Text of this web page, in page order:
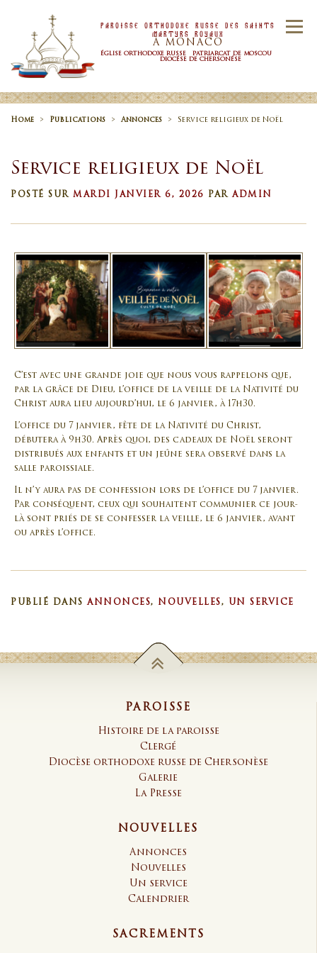
Menu
Paroisse Orthodoxe Russe Des Saints
Martyrs Royaux
À MONACO
ÉGLISE ORTHODOXE RUSSE PATRIARCAT DE MOSCOU
DIOCÉSE DE CHERSONÉSE
ACCUEIL PAROISSE NOUVELLES
HORAIRE SACREMENTS
CONTACTS
Home > Publications > Annonces > Service religieux de Noël
Service religieux de Noël
POSTÉ SUR MARDI JANVIER 6, 2026 PARADMIN
C’est avec une grande joie que nous vous rappelons que,
par la grâce de Dieu, l’office de la veille de la Nativité du
Christ aura lieu aujourd’hui, le 6 janvier, à 17h30.
L’office du 7 janvier, fête de la Nativité du Christ,
débutera à 9h30. Après quoi, des cadeaux de Noël seront
distribués aux enfants et un jeûne sera observé dans la
salle paroissiale.
Il n’y aura pas de confession lors de l’office du 7 janvier.
Par conséquent, ceux qui souhaitent communier ce jour-
là sont priés de se confesser la veille, le 6 janvier, avant
ou après l’office.
PUBLIÉ DANSANNONCES, NOUVELLES, UN SERVICE
PAROISSE
Histoire de la paroisse
Clergé
Diocèse orthodoxe russe de Chersonèse
Galerie
La Presse
NOUVELLES
Annonces
Nouvelles
Un service
Calendrier
SACREMENTS